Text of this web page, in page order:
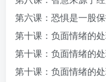
第六课：恐惧是一股
第十课：负面情绪的
第十课：负面情绪的
第十课：负面情绪的